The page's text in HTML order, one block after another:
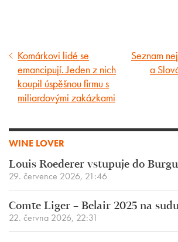
Předcházející
článek
Komárkovi lidé se
emancipují. Jeden z nich
koupil úspěšnou firmu s
miliardovými zakázkami
článek
Seznam
a
WINE LOVER
Louis Roederer vstupuje do
29. července 2026, 21:46
Comte Liger – Belair 2025 na
22. června 2026, 22:31